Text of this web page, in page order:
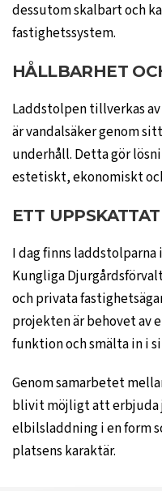
dessutom skalbart och
fastighetssystem.
HÅLLBARHET
Laddstolpen tillverkas
är vandalsäker genom
underhåll. Detta gör
estetiskt, ekonomiskt
ETT
I dag finns
Kungliga
och privata
projekten är behovet av
funktion och smälta in i
Genom samarbetet
blivit möjligt att erbjuda
elbilsladdning i en form
platsens karaktär.